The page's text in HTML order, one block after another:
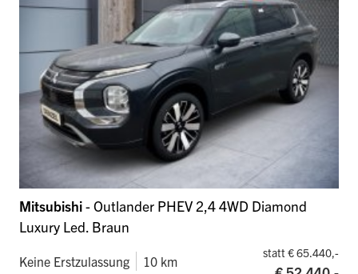
Mitsubishi- Outlander PHEV 2,4 4WD Diamond
Luxury Led. Braun
Keine Erstzulassung 10 km
statt € 65.440,-